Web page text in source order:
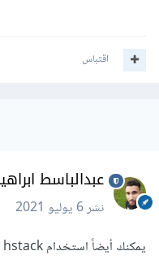
اقتباس
عبدالباسط
نشر6 يوليو 2021
يمكنك أيضاً استخدام hstack وسيكون كالتالي